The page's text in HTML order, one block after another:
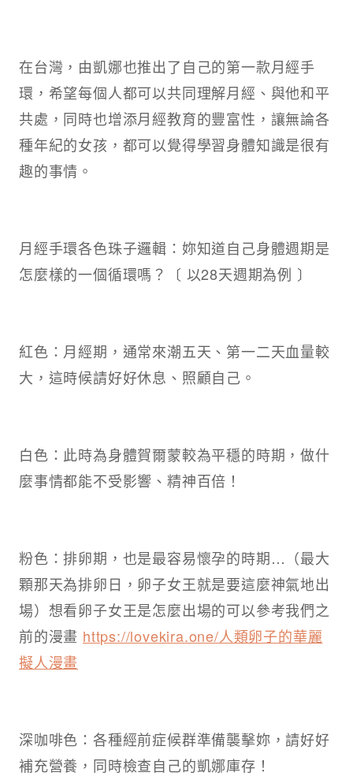
在台灣，由凱娜也推出了自己的第一款月經手
環，希望每個人都可以共同理解月經、與他和平
共處，同時也增添月經教育的豐富性，讓無論各
種年紀的女孩，都可以覺得學習身體知識是很有
趣的事情。
月經手環各色珠子邏輯：妳知道自己身體週期是
怎麼樣的一個循環嗎？〔 以28天週期為例 〕
紅色：月經期，通常來潮五天、第一二天血量較
大，這時候請好好休息、照顧自己。
白色：此時為身體賀爾蒙較為平穩的時期，做什
麼事情都能不受影響、精神百倍！
粉色：排卵期，也是最容易懷孕的時期…（最大
顆那天為排卵日，卵子女王就是要這麼神氣地出
場）想看卵子女王是怎麼出場的可以參考我們之
前的漫畫 https://lovekira.one/人類卵子的華麗
擬人漫畫
深咖啡色：各種經前症候群準備襲擊妳，請好好
補充營養，同時檢查自己的凱娜庫存！